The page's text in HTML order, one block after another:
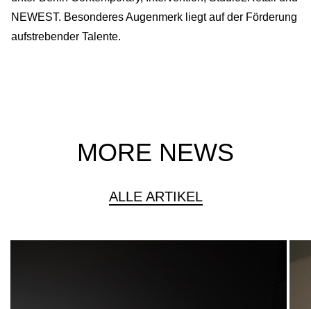
NEWEST. Besonderes Augenmerk liegt auf der Förderung
aufstrebender Talente.
MORE NEWS
ALLE ARTIKEL